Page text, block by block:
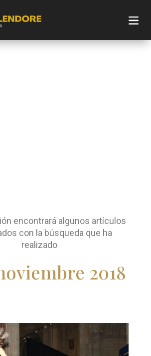
encontrará algunos artículos
con la búsqueda que ha
realizado
2018